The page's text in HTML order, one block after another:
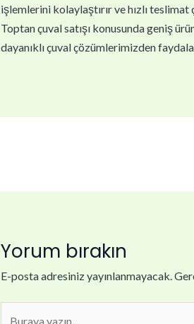
işlemlerini kolaylaştırır ve hızlı teslimat
Toptan çuval satışı konusunda geniş
dayanıklı çuval çözümlerimizden
Yorum bırakın
E-posta adresiniz yayınlanmayacak.